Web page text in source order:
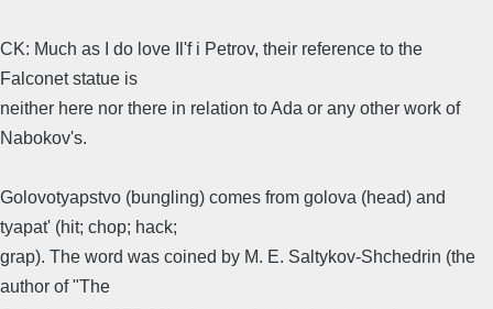
CK: Much as I do love Il'f i Petrov, their reference to the
Falconet statue is
neither here nor there in relation to Ada or any other work of
Nabokov's.
Golovotyapstvo (bungling) comes from golova (head) and
tyapat' (hit; chop; hack;
grap). The word was coined by M. E. Saltykov-Shchedrin (the
author of "The